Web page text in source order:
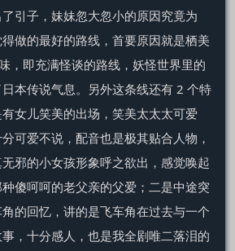
引子，妹妹忽大忽小的原因究竟为
做的最好的路线，首要原因就是栖美
，即充满怪谈的路线，妖怪世界里的
本传说气息。另外这条线还有 2 个特
女儿笑美的出场，笑美太太太可爱
可爱不说，配音也是极其贴合人物，
邪的小女孩形象呼之欲出，感觉唤起
傻呵呵的老父亲的父爱；二是中途突
的回忆，讲的是飞车角在过去与一个
，十分感人，也是我全剧唯二落泪的